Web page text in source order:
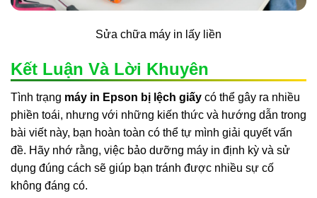
Sửa chữa máy in lấy liền
Kết Luận Và Lời Khuyên
Tình trạng máy in Epson bị lệch giấy có thể gây ra nhiều
phiền toái, nhưng với những kiến thức và hướng dẫn trong
bài viết này, bạn hoàn toàn có thể tự mình giải quyết vấn
đề. Hãy nhớ rằng, việc bảo dưỡng máy in định kỳ và sử
dụng đúng cách sẽ giúp bạn tránh được nhiều sự cố
không đáng có.